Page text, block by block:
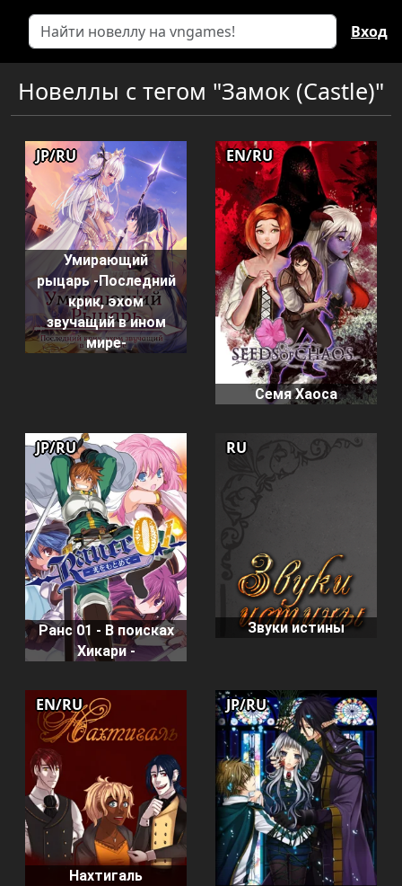
Вход
Новеллы с тегом "Замок (Castle)"
Умирающий
рыцарь -Последний
крик, эхом
звучащий в ином
мире-
JP/RU
Семя Хаоса
EN/RU
Ранс 01 - В поисках
Хикари -
JP/RU
Звуки истины
RU
Нахтигаль
EN/RU JP/RU